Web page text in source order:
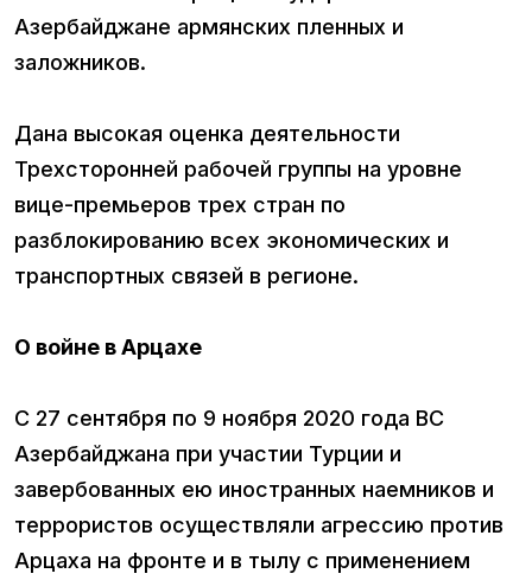
Азербайджане армянских пленных и
заложников.
Дана высокая оценка деятельности
Трехсторонней рабочей группы на уровне
вице-премьеров трех стран по
разблокированию всех экономических и
транспортных связей в регионе.
О войне в Арцахе
С 27 сентября по 9 ноября 2020 года ВС
Азербайджана при участии Турции и
завербованных ею иностранных наемников и
террористов осуществляли агрессию против
Арцаха на фронте и в тылу с применением